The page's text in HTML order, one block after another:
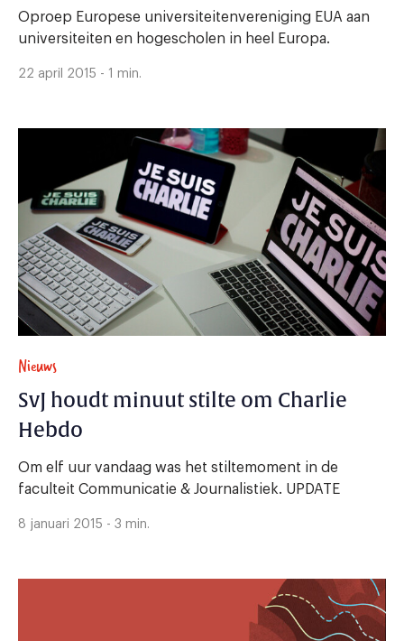
Oproep Europese universiteitenvereniging EUA aan
universiteiten en hogescholen in heel Europa.
22 april 2015 - 1 min.
Nieuws
SvJ houdt minuut stilte om Charlie
Hebdo
Om elf uur vandaag was het stiltemoment in de
faculteit Communicatie & Journalistiek. UPDATE
8 januari 2015 - 3 min.